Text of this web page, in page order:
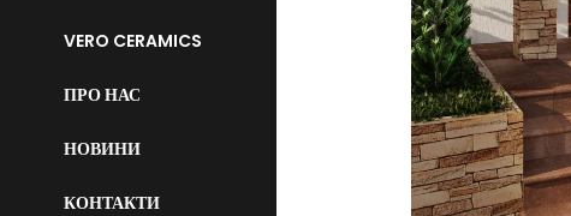
VERO CERAMICS
ПРО НАС
НОВИНИ
КОНТАКТИ